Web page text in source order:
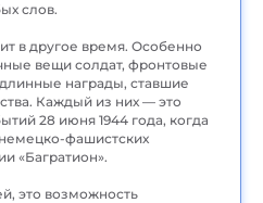
слов.
в другое время. Особенно
вещи солдат, фронтовые
награды, ставшие
Каждый из них — это
28 июня 1944 года, когда
фашистских
«Багратион».
это возможность